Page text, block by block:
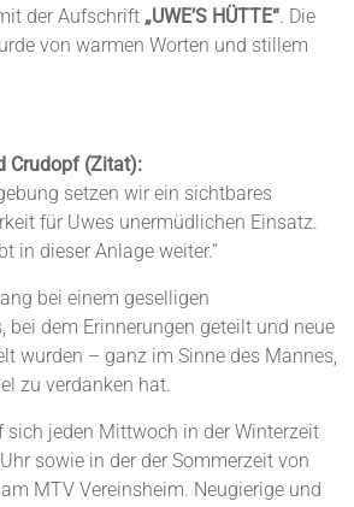
der Aufschrift „UWE’S HÜTTE“. Die
von warmen Worten und stillem
Crudopf (Zitat):
setzen wir ein sichtbares
für Uwes unermüdlichen Einsatz.
in dieser Anlage weiter.“
bei einem geselligen
bei dem Erinnerungen geteilt und neue
wurden – ganz im Sinne des Mannes,
zu verdanken hat.
sich jeden Mittwoch in der Winterzeit
sowie in der der Sommerzeit von
MTV Vereinsheim. Neugierige und